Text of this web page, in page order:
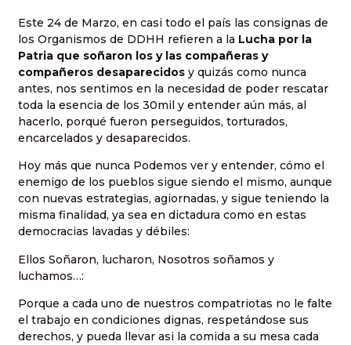
Este 24 de Marzo, en casi todo el país las consignas de
los Organismos de DDHH refieren a la Lucha por la
Patria que soñaron los y las compañeras y
compañeros desaparecidos y quizás como nunca
antes, nos sentimos en la necesidad de poder rescatar
toda la esencia de los 30mil y entender aún más, al
hacerlo, porqué fueron perseguidos, torturados,
encarcelados y desaparecidos.
Hoy más que nunca Podemos ver y entender, cómo el
enemigo de los pueblos sigue siendo el mismo, aunque
con nuevas estrategias, agiornadas, y sigue teniendo la
misma finalidad, ya sea en dictadura como en estas
democracias lavadas y débiles:
Ellos Soñaron, lucharon, Nosotros soñamos y
luchamos…:
Porque a cada uno de nuestros compatriotas no le falte
el trabajo en condiciones dignas, respetándose sus
derechos, y pueda llevar asi la comida a su mesa cada